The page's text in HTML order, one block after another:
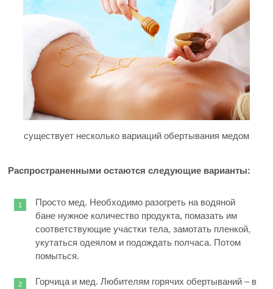
существует несколько вариаций обертывания медом
Распространенными остаются следующие варианты:
Просто мед. Необходимо разогреть на водяной
бане нужное количество продукта, помазать им
соответствующие участки тела, замотать пленкой,
укутаться одеялом и подождать полчаса. Потом
помыться.
Горчица и мед. Любителям горячих обертываний – в